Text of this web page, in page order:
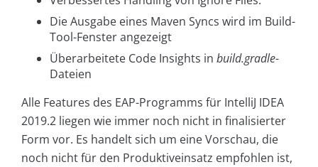
Die Ausgabe eines Maven Syncs wird im Build-
Tool-Fenster angezeigt
Überarbeitete Сode Insights in build.gradle-
Dateien
Alle Features des EAP-Programms für IntelliJ IDEA
2019.2 liegen wie immer noch nicht in finalisierter
Form vor. Es handelt sich um eine Vorschau, die
noch nicht für den Produktiveinsatz empfohlen ist,